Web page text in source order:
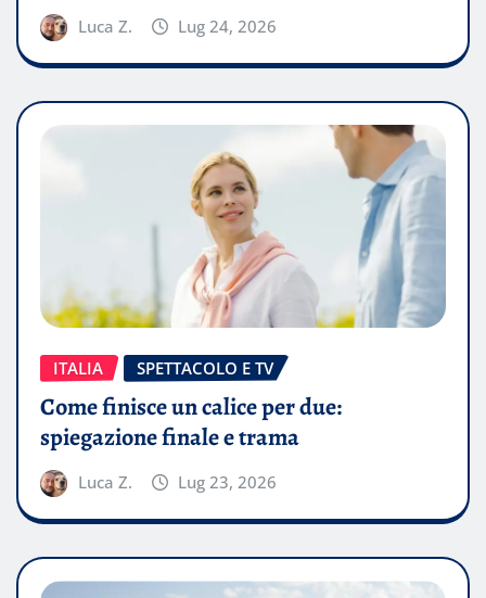
Luca Z. Lug 24, 2026
ITALIA SPETTACOLO E TV
Come finisce un calice per due:
spiegazione finale e trama
Luca Z. Lug 23, 2026